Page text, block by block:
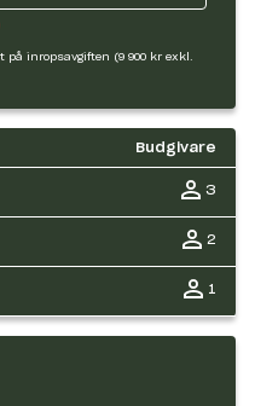
inropsavgiften (9 900 kr exkl.
Budgivare
3
2
1